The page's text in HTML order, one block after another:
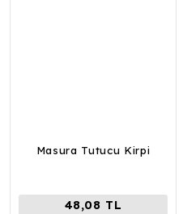
Masura Tutucu Kirpi
48,08 TL